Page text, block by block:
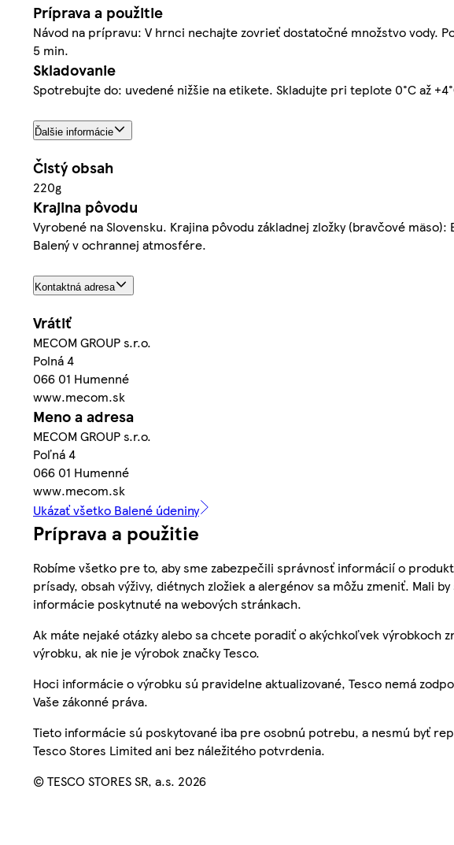
Príprava a použitie
Návod na prípravu: V hrnci nechajte zovrieť dostatočné množstvo vody.
5 min.
Skladovanie
Spotrebujte do: uvedené nižšie na etikete. Skladujte pri teplote 0°C až
Ďalšie informácie
Čistý obsah
220g
Krajina pôvodu
Vyrobené na Slovensku. Krajina pôvodu základnej zložky (bravčové mäso):
Balený v ochrannej atmosfére.
Kontaktná adresa
Vrátiť
MECOM GROUP s.r.o.
Polná 4
066 01 Humenné
www.mecom.sk
Meno a adresa
MECOM GROUP s.r.o.
Poľná 4
066 01 Humenné
www.mecom.sk
Ukázať všetko Balené údeniny
Príprava a použitie
Robíme všetko pre to, aby sme zabezpečili správnosť informácií o
prísady, obsah výživy, diétnych zložiek a alergénov sa môžu zmeniť. Mali
informácie poskytnuté na webových stránkach.
Ak máte nejaké otázky alebo sa chcete poradiť o akýchkoľvek výrobkoch
výrobku, ak nie je výrobok značky Tesco.
Hoci informácie o výrobku sú pravidelne aktualizované, Tesco nemá
Vaše zákonné práva.
Tieto informácie sú poskytované iba pre osobnú potrebu, a nesmú byť
Tesco Stores Limited ani bez náležitého potvrdenia.
© TESCO STORES SR, a.s. 2026